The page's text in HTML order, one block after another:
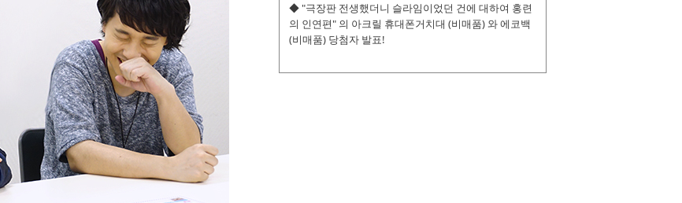
◆ "극장판 전생했더니 슬라임이었던 건에 대하여 홍련
의 인연편" 의 아크릴 휴대폰거치대 (비매품) 와 에코백
(비매품) 당첨자 발표!